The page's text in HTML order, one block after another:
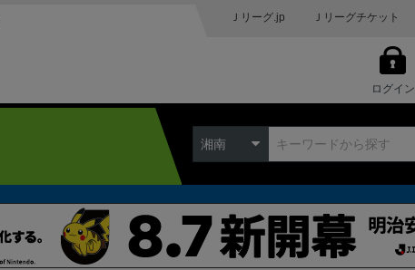
Ｊリーグ.jp Ｊリーグチケット
ログイン
湘南